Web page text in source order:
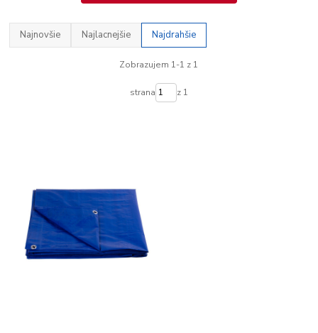
Najnovšie Najlacnejšie Najdrahšie
Zobrazujem 1-1 z 1
strana z 1